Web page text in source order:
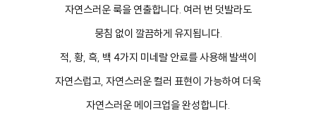
자연스러운 룩을 연출합니다. 여러 번 덧발라도
뭉침 없이 깔끔하게 유지됩니다.
적, 황, 흑, 백 4가지 미네랄 안료를 사용해 발색이
자연스럽고, 자연스러운 컬러 표현이 가능하여 더욱
자연스러운 메이크업을 완성합니다.